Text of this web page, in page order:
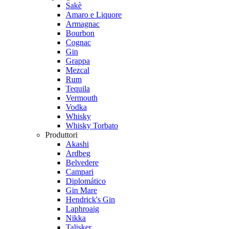
Sakè
Amaro e Liquore
Armagnac
Bourbon
Cognac
Gin
Grappa
Mezcal
Rum
Tequila
Vermouth
Vodka
Whisky
Whisky Torbato
Produttori
Akashi
Ardbeg
Belvedere
Campari
Diplomático
Gin Mare
Hendrick's Gin
Laphroaig
Nikka